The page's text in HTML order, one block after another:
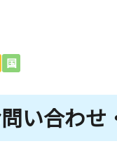
国
い合わせ